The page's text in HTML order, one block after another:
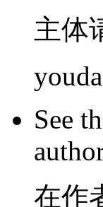
主体
See
在作